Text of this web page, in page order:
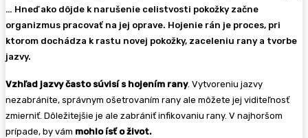
… Hneď ako dôjde k narušenie celistvosti pokožky začne
organizmus pracovať na jej oprave. Hojenie rán je proces, pri
ktorom dochádza k rastu novej pokožky, zaceleniu rany a tvorbe
jazvy.
Vzhľad jazvy často súvisí s hojením rany. Vytvoreniu jazvy
nezabránite, správnym ošetrovaním rany ale môžete jej viditeľnosť
zmierniť. Dôležitejšie je ale zabrániť infikovaniu rany. V najhoršom
prípade, by vám mohlo ísť o život.